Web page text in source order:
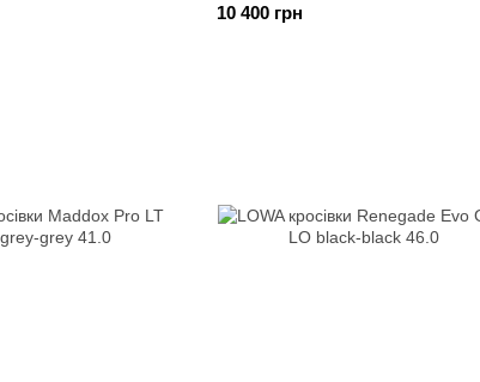
10 400 грн